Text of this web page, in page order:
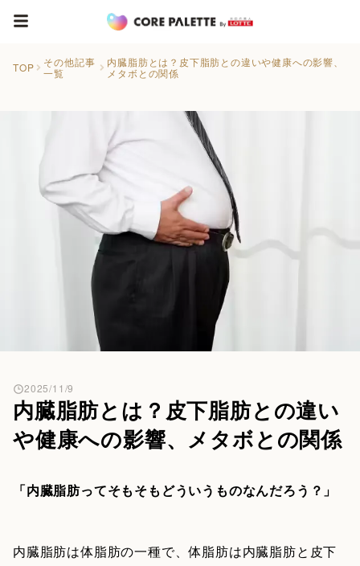
TOP
その他記事
一覧
内臓脂肪とは？皮下脂肪との違いや健康への影響、
メタボとの関係
内臓脂肪とは？皮下脂肪との違い
や健康への影響、メタボとの関係
2025/11/9
「内臓脂肪ってそもそもどういうものなんだろう？」
内臓脂肪は体脂肪の一種で、体脂肪は内臓脂肪と皮下